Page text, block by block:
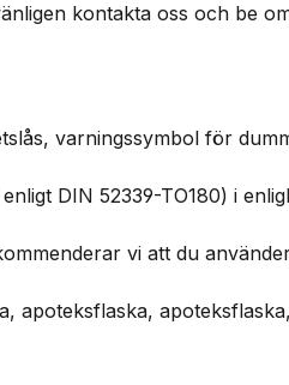
kontakta oss och be
varningssymbol för
DIN 52339-TO180) i
vi att du
apoteksflaska,